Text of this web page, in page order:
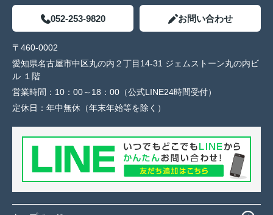
052-253-9820 お問い合わせ
〒460-0002
愛知県名古屋市中区丸の内２丁目14-31 ジェムストーン丸の内ビ
ル １階
営業時間： 10：00～18：00（公式LINE24時間受付）
定休日： 年中無休（年末年始等を除く）